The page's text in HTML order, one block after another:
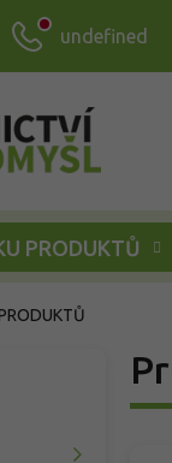
undefined
PRODUKTŮ